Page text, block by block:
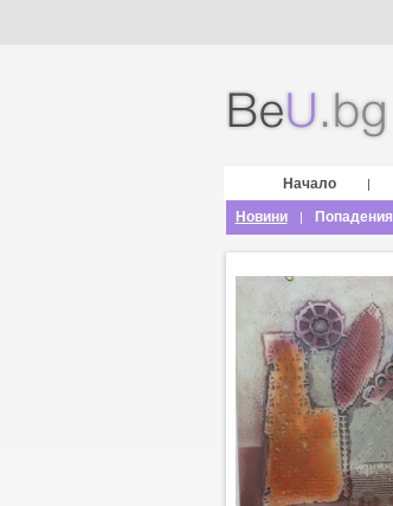
Начало |
Новини | Попадения